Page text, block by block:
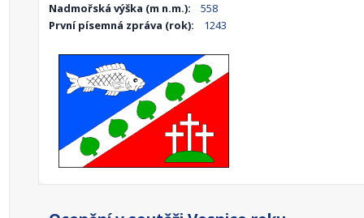
Nadmořská výška (m n.m.):
558
První písemná zpráva (rok):
1243